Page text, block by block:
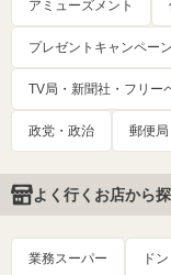
アミューズメント
プレゼントキャンペー
TV局・新聞社・フリー
政党・政治 郵便局
よく行くお店から
業務スーパー ド